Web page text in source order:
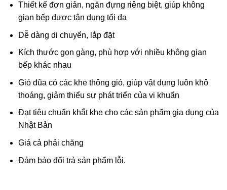
Thiết kế đơn giản, ngăn đựng riêng biệt, giúp không
gian bếp được tận dụng tối đa
Dễ dàng di chuyển, lắp đặt
Kích thước gọn gàng, phù hợp với nhiều không gian
bếp khác nhau
Giỏ đũa có các khe thông gió, giúp vật dụng luôn khô
thoáng, giảm thiểu sự phát triển của vi khuẩn
Đạt tiêu chuẩn khắt khe cho các sản phẩm gia dụng của
Nhật Bản
Giá cả phải chăng
Đảm bảo đổi trả sản phẩm lỗi.